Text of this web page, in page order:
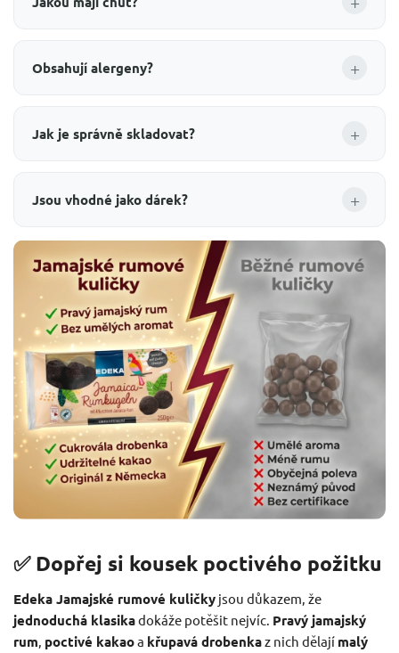
Obsahují alergeny? +
Jak je správně skladovat? +
Jsou vhodné jako dárek? +
✅ Dopřej si kousek poctivého požitku
Edeka Jamajské rumové kuličky jsou důkazem, že
jednoduchá klasikadokáže potěšit nejvíc. Pravý jamajský
rum, poctivé kakaoa křupavá drobenkaz nich dělají malý